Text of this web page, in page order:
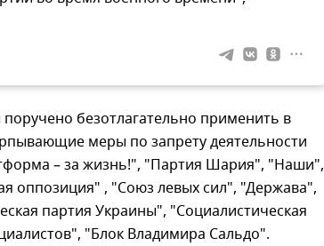
безотлагательно применить в
меры по запрету деятельности
– за жизнь!", "Партия Шария", "Наши",
оппозиция" , "Союз левых сил", "Держава",
партия Украины", "Социалистическая
"Блок Владимира Сальдо".